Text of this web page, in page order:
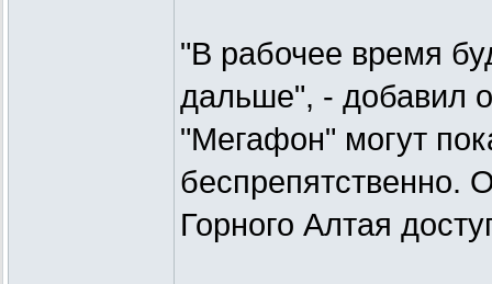
"В рабочее время
дальше", - добавил
"Мегафон" могут
беспрепятственно.
Горного Алтая